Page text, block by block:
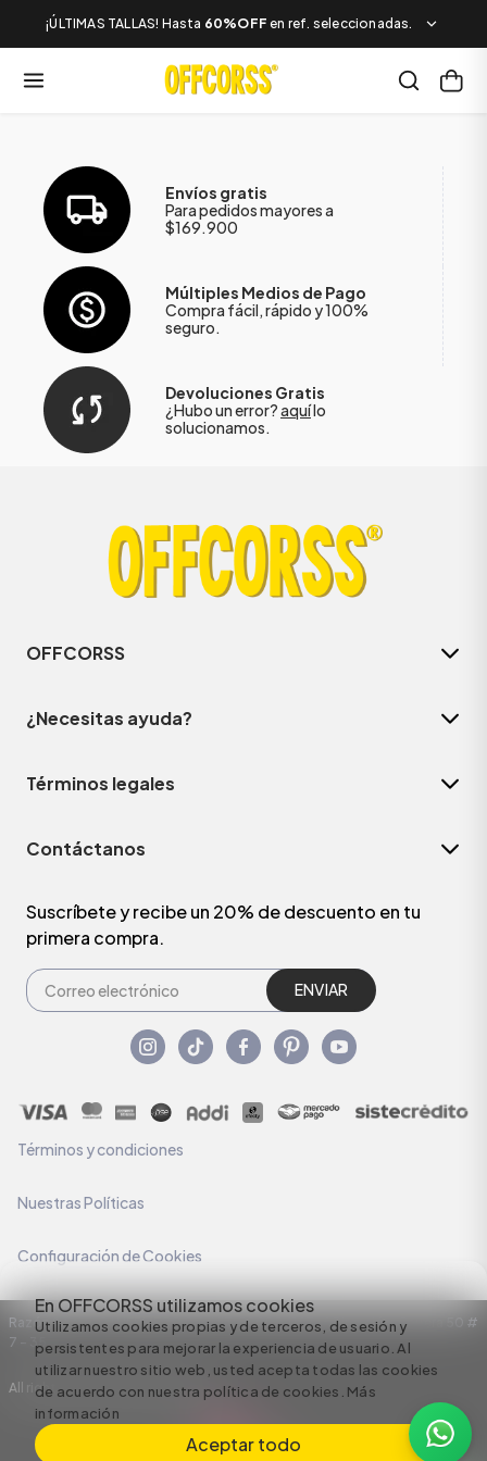
¡ÚLTIMAS TALLAS! Hasta 60%OFF en ref. seleccionadas.
En OFFCORSS utilizamos cookies
Utilizamos cookies propias y de terceros, de sesión y
persistentes para mejorar la experiencia de usuario. Al
utilizar nuestro sitio web, usted acepta todas las cookies
de acuerdo con nuestra política de cookies. Más
información
Aceptar todo
Envíos gratis
Para pedidos mayores a
$169.900
Múltiples Medios de Pago
Compra fácil, rápido y 100%
seguro.
Devoluciones Gratis
¿Hubo un error?aquílo
solucionamos.
OFFCORSS
¿Necesitas ayuda?
Términos legales
Contáctanos
Suscríbete y recibe un 20% de descuento en tu
primera compra.
ENVIAR
Términos y condiciones
Nuestras Políticas
Configuración de Cookies
Razón Social: C.I HERMECO S.A. NIT: 890924167-6 Dirección: Carrera 50 #
7 – 35
All rights reserved empowered by